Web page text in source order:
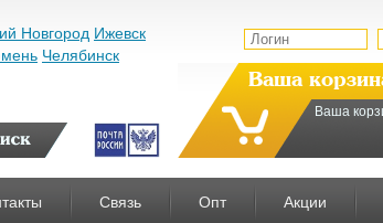
Новгород Ижевск
Челябинск
Ваша
Ваша
Связь Опт Акции